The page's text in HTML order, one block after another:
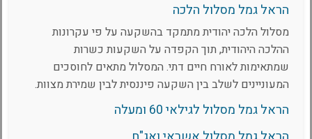
הראל גמל מסלול הלכה
מסלול הלכה יהודית מתמקד בהשקעה על פי עקרונות
ההלכה היהודית, תוך הקפדה על השקעות כשרות
שמתאימות לאורח חיים דתי. המסלול מתאים לחוסכים
המעוניינים לשלב בין השקעה פיננסית לבין שמירת מצוות.
הראל גמל מסלול לגילאי 60 ומעלה